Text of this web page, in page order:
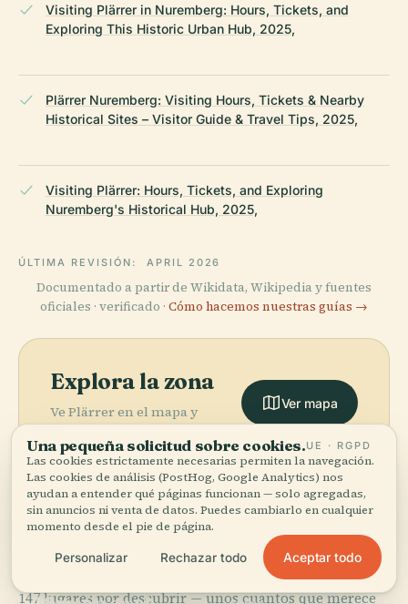
Visiting Plärrer in Nuremberg: Hours, Tickets, and
Exploring This Historic Urban Hub, 2025,
Plärrer Nuremberg: Visiting Hours, Tickets & Nearby
Historical Sites – Visitor Guide & Travel Tips, 2025,
Visiting Plärrer: Hours, Tickets, and Exploring
Nuremberg's Historical Hub, 2025,
ÚLTIMA REVISIÓN: APRIL 2026
Documentado a partir de Wikidata, Wikipedia y fuentes
oficiales · verificado · Cómo hacemos nuestras guías →
Explora la zona
Ve Plärrer en el mapa y
Ver mapa
More in Núremberg.
147 lugares por descubrir — unos cuantos que merece
PLACE
Una pequeña solicitud sobre cookies.UE · RGPD
Las cookies estrictamente necesarias permiten la navegación.
Las cookies de análisis (PostHog, Google Analytics) nos
ayudan a entender qué páginas funcionan — solo agregadas,
sin anuncios ni venta de datos. Puedes cambiarlo en cualquier
momento desde el pie de página.
Personalizar Rechazar todo Aceptar todo